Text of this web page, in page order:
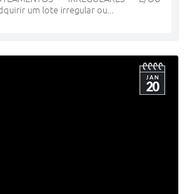
um lote irregular ou...
JAN
20